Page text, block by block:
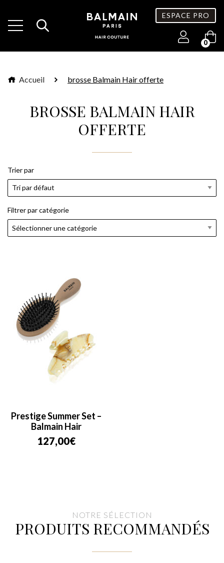
ESPACE PRO
0
Accueil brosse Balmain Hair offerte
BROSSE BALMAIN HAIR
OFFERTE
Trier par
Filtrer par catégorie
Prestige Summer Set –
Balmain Hair
127,00€
NOTRE SÉLECTION
PRODUITS RECOMMANDÉS